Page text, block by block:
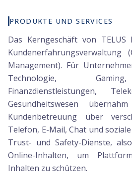
PRODUKTE UND SERVICES
Das Kerngeschäft von
Kundenerfahrungsverwaltung
Management). Für
Technologie,
Finanzdienstleistungen,
Gesundheitswesen
Kundenbetreuung über
Telefon, E-Mail, Chat und
Trust- und Safety-Dienste,
Online-Inhalten, um
Inhalten zu schützen.